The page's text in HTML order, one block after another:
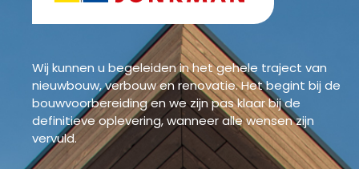
Wij kunnen u begeleiden in het gehele traject van
nieuwbouw, verbouw en renovatie. Het begint bij de
bouwvoorbereiding en we zijn pas klaar bij de
definitieve oplevering, wanneer alle wensen zijn
vervuld.